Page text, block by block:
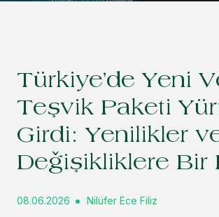
Türkiye’de Yeni
Teşvik Paketi
Girdi: Yenilikler
Değişikliklere Bir
08.06.2026 Nilüfer Ece Filiz